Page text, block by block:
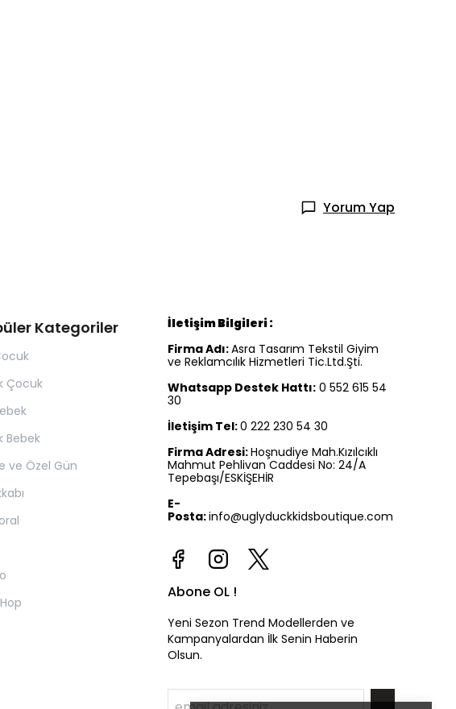
Yorum Yap
Kategoriler
Çocuk
Bebek
ve Özel Gün
İletişim Bilgileri :
Firma Adı:Asra Tasarım Tekstil Giyim
ve Reklamcılık Hizmetleri Tic.Ltd.Şti.
Whatsapp Destek Hattı: 0 552 615 54
30
İletişim Tel:0 222 230 54 30
Firma Adresi:Hoşnudiye Mah.Kızılcıklı
Mahmut Pehlivan Caddesi No: 24/A
Tepebaşı/ESKİŞEHİR
E-
Posta:info@uglyduckkidsboutique.com
Abone OL !
Yeni Sezon Trend Modellerden ve
Kampanyalardan İlk Senin Haberin
Olsun.